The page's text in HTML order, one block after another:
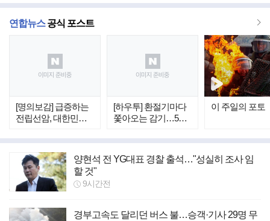
연합뉴스공식 포스트
더
보
기
[명의보감] 급증하는
전립선암, 대한민국
다
[하우투] 환절기마다
쫓아오는 감기…5가
이 주일의 포토
양현석 전 YG대표 경찰 출석…"성실히 조사 임
할 것"
9시간전
경부고속도 달리던 버스 불…승객·기사 29명 무